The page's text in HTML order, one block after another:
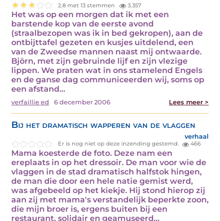
2.8 met 13 stemmen 3.357
Het was op een morgen dat ik met een
barstende kop van de eerste avond
(straalbezopen was ik in bed gekropen), aan de
ontbijttafel gezeten en kusjes uitdelend, een
van de Zweedse mannen naast mij ontwaarde.
Björn, met zijn gebruinde lijf en zijn vlezige
lippen. We praten wat in ons stamelend Engels
en de ganse dag communiceerden wij, soms op
een afstand…
verfaillie ed 6 december 2006 Lees meer >
Bij het dramatisch wapperen van de vlaggen
verhaal
Er is nog niet op deze inzending gestemd. 466
Mama koesterde de foto. Deze nam een
ereplaats in op het dressoir. De man voor wie de
vlaggen in de stad dramatisch halfstok hingen,
de man die door een hele natie gemist werd,
was afgebeeld op het kiekje. Hij stond hierop zij
aan zij met mama's verstandelijk beperkte zoon,
die mijn broer is, ergens buiten bij een
restaurant, solidair en geamuseerd…